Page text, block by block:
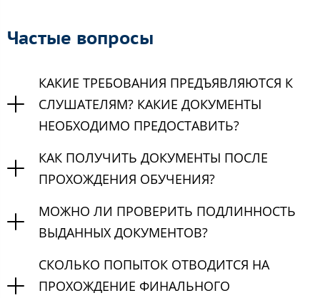
Частые вопросы
КАКИЕ ТРЕБОВАНИЯ ПРЕДЪЯВЛЯЮТСЯ К
СЛУШАТЕЛЯМ? КАКИЕ ДОКУМЕНТЫ
НЕОБХОДИМО ПРЕДОСТАВИТЬ?
КАК ПОЛУЧИТЬ ДОКУМЕНТЫ ПОСЛЕ
ПРОХОЖДЕНИЯ ОБУЧЕНИЯ?
МОЖНО ЛИ ПРОВЕРИТЬ ПОДЛИННОСТЬ
ВЫДАННЫХ ДОКУМЕНТОВ?
СКОЛЬКО ПОПЫТОК ОТВОДИТСЯ НА
ПРОХОЖДЕНИЕ ФИНАЛЬНОГО